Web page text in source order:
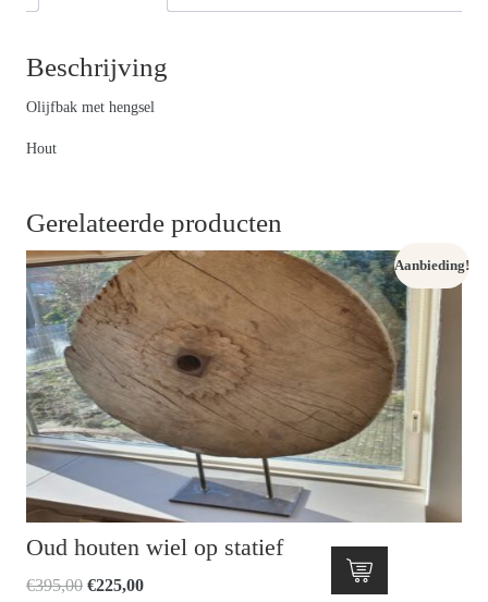
Beschrijving
Olijfbak met hengsel
Hout
Gerelateerde producten
Aanbieding!
Oud houten wiel op statief
€395,00 Oorspronkelijke
€225,00Huidige